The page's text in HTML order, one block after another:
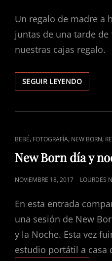
Un regalo de madre a
juntas de una tarde
nuestras cajas regalo.
SEGUIR LEYENDOTARDE
DE
ENLACES
DE
CATEGORÍAS
BEBÉ, FOTOGRAFÍA, NEW BORN,
New Born día y
PUBLICADO
NOVIEMBRE 18, 2017 LOURDES
En esta entrada
una sesión de New
y la Noche. Esta vez
estudio portátil a casa